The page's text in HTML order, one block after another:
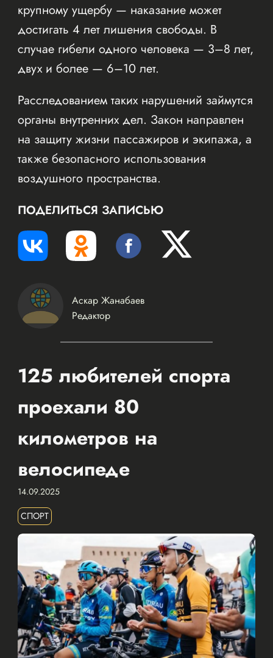
крупному ущербу — наказание может
достигать 4 лет лишения свободы. В
случае гибели одного человека — 3–8 лет,
двух и более — 6–10 лет.
Расследованием таких нарушений займутся
органы внутренних дел. Закон направлен
на защиту жизни пассажиров и экипажа, а
также безопасного использования
воздушного пространства.
ПОДЕЛИТЬСЯ ЗАПИСЬЮ
Аскар Жанабаев
Редактор
125 любителей спорта
проехали 80
километров на
велосипеде
14.09.2025
СПОРТ